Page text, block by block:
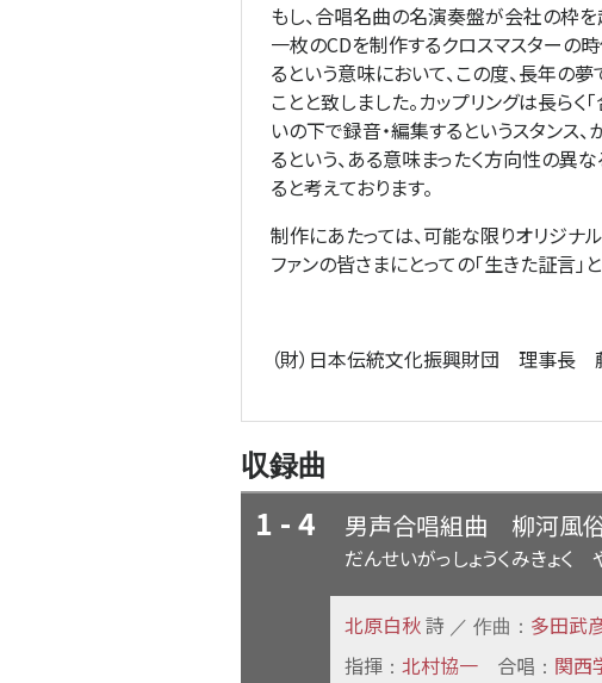
もし、合唱名曲の名演奏盤が会社の枠を
一枚のCDを制作するクロスマスターの
るという意味において、この度、長年の
ことと致しました。カップリングは長ら
いの下で録音・編集するというスタンス
るという、ある意味まったく方向性の異
ると考えております。
制作にあたっては、可能な限りオリジナ
ファンの皆さまにとっての「生きた証言」
（財）日本伝統文化振興財団 理事長
収録曲
1 - 4 男声合唱組曲 柳河風
だんせいがっしょうくみきょく
北原白秋詩 ／ 作曲： 多田武
指揮 ： 北村協一 合唱 ： 関西